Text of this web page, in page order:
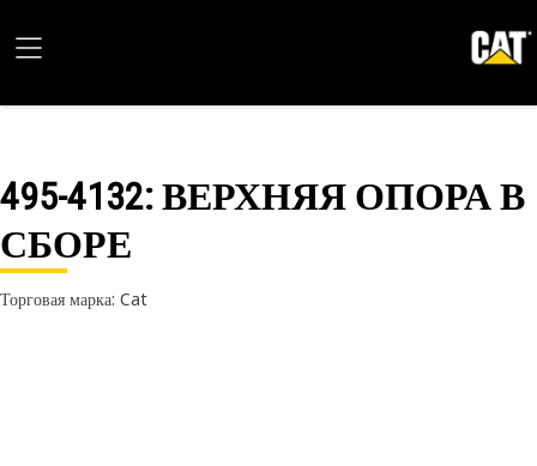
495-4132: ВЕРХНЯЯ ОПОРА В
СБОРЕ
Торговая марка: Cat